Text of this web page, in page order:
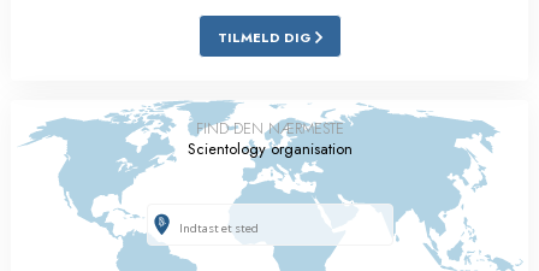
TILMELD DIG
FIND DEN NÆRMESTE
Scientology organisation